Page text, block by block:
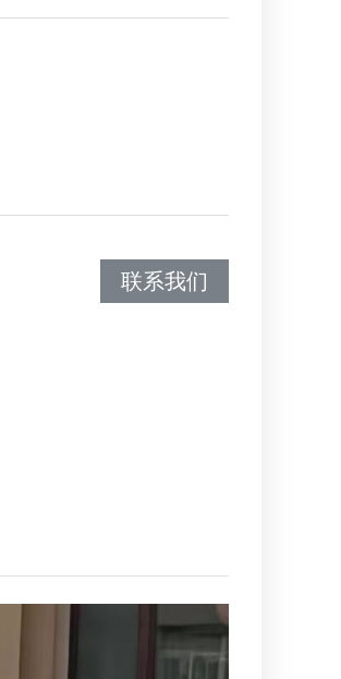
联系我们